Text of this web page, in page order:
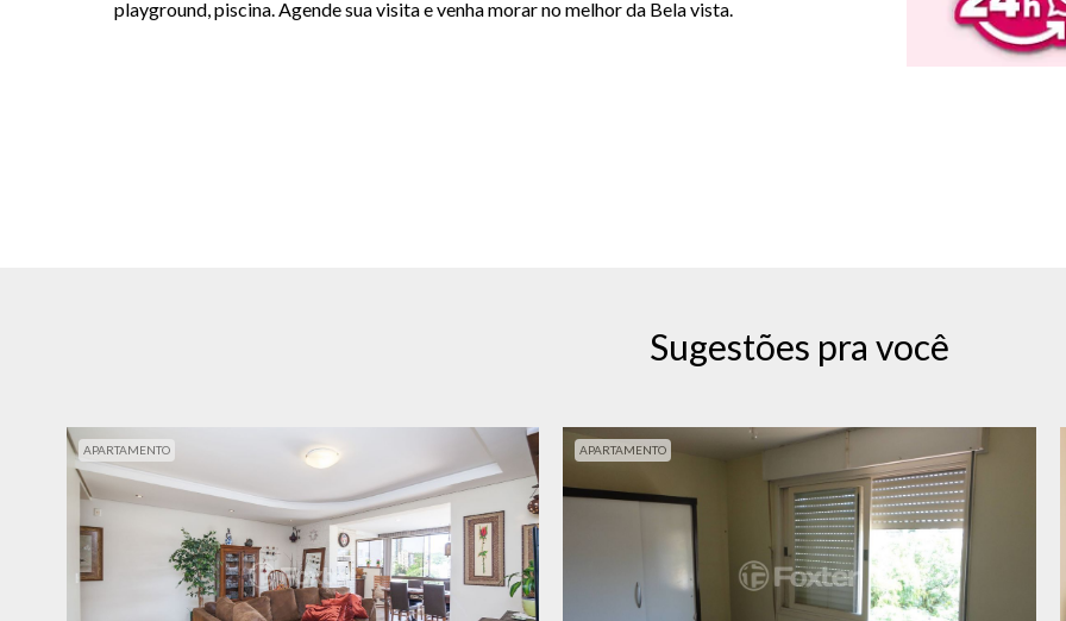
playground, piscina. Agende sua visita e venha morar no melhor da Bela vista.
Sugestões pra você
APARTAMENTO APARTAMENTO